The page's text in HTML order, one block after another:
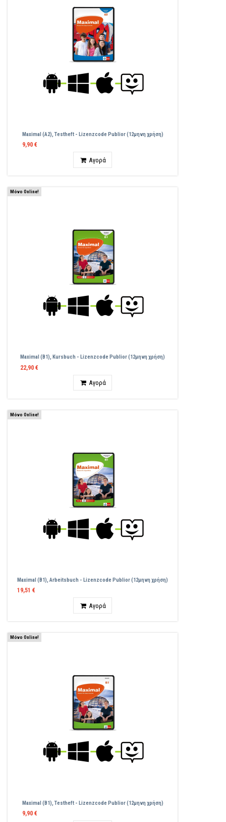
Maximal (A2), Testheft - Lizenzcode Publior (12μηνη χρήση)
9,90 €
Αγορά
Μόνο Online!
Maximal (B1), Kursbuch - Lizenzcode Publior (12μηνη χρήση)
22,90 €
Αγορά
Μόνο Online!
Maximal (B1), Arbeitsbuch - Lizenzcode Publior (12μηνη χρήση)
19,51 €
Αγορά
Μόνο Online!
Maximal (B1), Testheft - Lizenzcode Publior (12μηνη χρήση)
9,90 €